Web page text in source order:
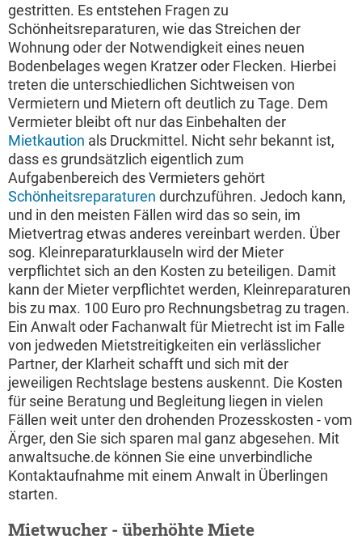
gestritten. Es entstehen Fragen zu
Schönheitsreparaturen, wie das Streichen der
Wohnung oder der Notwendigkeit eines neuen
Bodenbelages wegen Kratzer oder Flecken. Hierbei
treten die unterschiedlichen Sichtweisen von
Vermietern und Mietern oft deutlich zu Tage. Dem
Vermieter bleibt oft nur das Einbehalten der
Mietkaution als Druckmittel. Nicht sehr bekannt ist,
dass es grundsätzlich eigentlich zum
Aufgabenbereich des Vermieters gehört
Schönheitsreparaturen durchzuführen. Jedoch kann,
und in den meisten Fällen wird das so sein, im
Mietvertrag etwas anderes vereinbart werden. Über
sog. Kleinreparaturklauseln wird der Mieter
verpflichtet sich an den Kosten zu beteiligen. Damit
kann der Mieter verpflichtet werden, Kleinreparaturen
bis zu max. 100 Euro pro Rechnungsbetrag zu tragen.
Ein Anwalt oder Fachanwalt für Mietrecht ist im Falle
von jedweden Mietstreitigkeiten ein verlässlicher
Partner, der Klarheit schafft und sich mit der
jeweiligen Rechtslage bestens auskennt. Die Kosten
für seine Beratung und Begleitung liegen in vielen
Fällen weit unter den drohenden Prozesskosten - vom
Ärger, den Sie sich sparen mal ganz abgesehen. Mit
anwaltsuche.de können Sie eine unverbindliche
Kontaktaufnahme mit einem Anwalt in Überlingen
starten.
Mietwucher - überhöhte Miete